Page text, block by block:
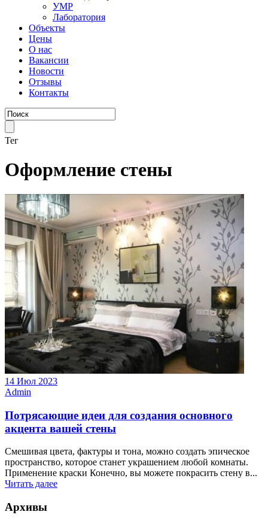
УМР
Лаборатория
Объекты
Цены
О нас
Вакансии
Новости
Отзывы
Контакты
Тег
Оформление стены
14 Июл 2023
Admin
Потрясающие идеи для создания основного
акцента вашей стены
Смешивая цвета, фактуры и тона, можно создать эпическое
пространство, которое станет украшением любой комнаты.
Применение краски Конечно, вы можете покрасить стену в...
Читать далее
Архивы